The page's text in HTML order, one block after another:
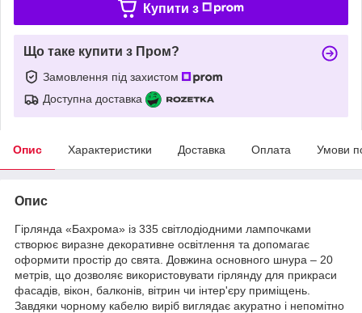
Купити з
Що таке купити з Пром?
Замовлення під захистом
Доступна доставка
Опис Характеристики Доставка Оплата Умови
Опис
Гірлянда «Бахрома» із 335 світлодіодними лампочками
створює виразне декоративне освітлення та допомагає
оформити простір до свята. Довжина основного шнура – 20
метрів, що дозволяє використовувати гірлянду для прикраси
фасадів, вікон, балконів, вітрин чи інтер'єру приміщень.
Завдяки чорному кабелю виріб виглядає акуратно і непомітно